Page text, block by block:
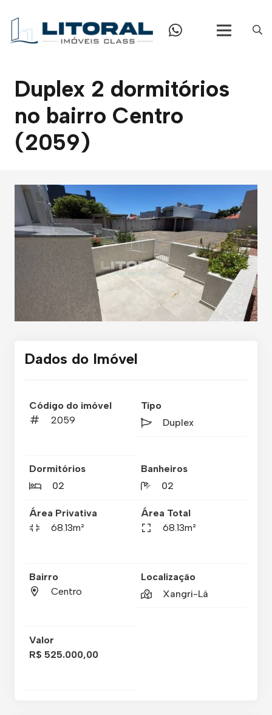
Duplex 2 dormitórios
no bairro Centro
(2059)
Dados do Imóvel
Código do imóvel
2059
Tipo
Duplex
Dormitórios
02
Banheiros
02
Área Privativa
68.13m²
Área Total
68.13m²
Bairro
Centro
Localização
Xangri-Lá
Valor
R$ 525.000,00